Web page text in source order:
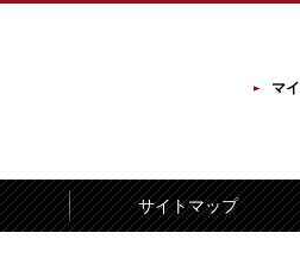
マ
サイトマップ